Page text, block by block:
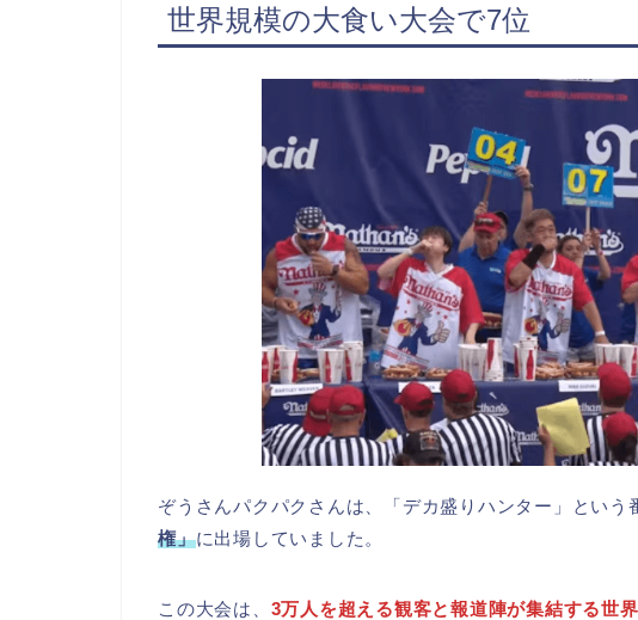
世界規模の大食い大会で7位
ぞうさんパクパクさんは、「デカ盛りハンター」という
権」に出場していました。
この大会は、 3万人を超える観客と報道陣が集結する世